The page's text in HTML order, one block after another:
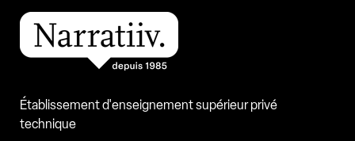
Établissement d'enseignement supérieur privé
technique